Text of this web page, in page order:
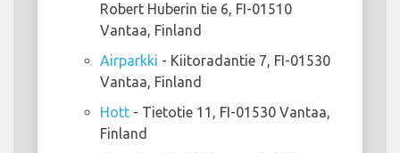
Robert Huberin tie 6, FI-01510
Vantaa, Finland
Airparkki - Kiitoradantie 7, FI-01530
Vantaa, Finland
Hott - Tietotie 11, FI-01530 Vantaa,
Finland